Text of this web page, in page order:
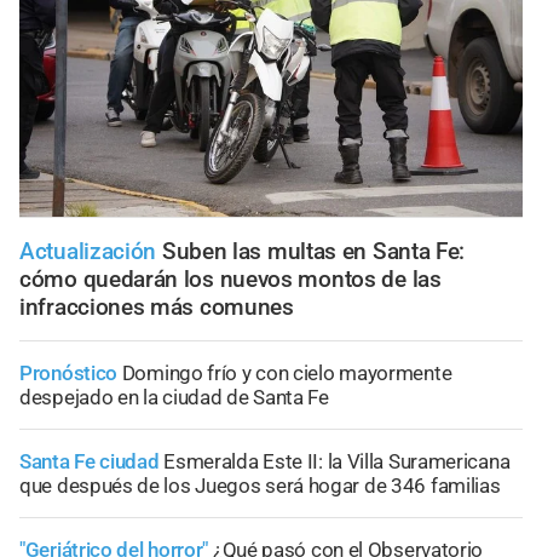
Actualización Suben las multas en Santa Fe:
cómo quedarán los nuevos montos de las
infracciones más comunes
Pronóstico Domingo frío y con cielo mayormente
despejado en la ciudad de Santa Fe
Santa Fe ciudad Esmeralda Este II: la Villa Suramericana
que después de los Juegos será hogar de 346 familias
"Geriátrico del horror" ¿Qué pasó con el Observatorio